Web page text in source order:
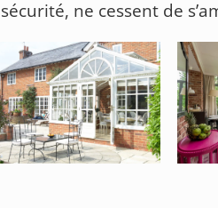
sécurité, ne cessent de